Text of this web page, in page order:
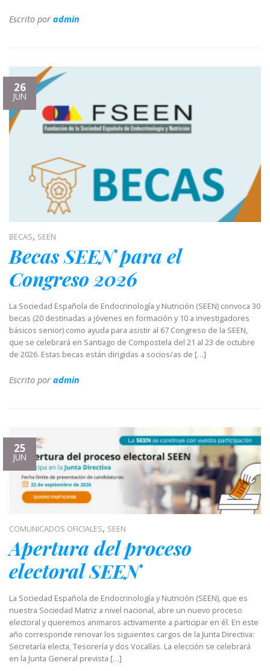
Escrito por admin
26
JUN
BECAS, SEEN
Becas SEEN para el
Congreso 2026
La Sociedad Española de Endocrinología y Nutrición (SEEN) convoca 30
becas (20 destinadas a jóvenes en formación y 10 a investigadores
básicos senior) como ayuda para asistir al 67 Congreso de la SEEN,
que se celebrará en Santiago de Compostela del 21 al 23 de octubre
de 2026. Estas becas están dirigidas a socios/as de […]
Escrito por admin
25
JUN
COMUNICADOS OFICIALES, SEEN
Apertura del proceso
electoral SEEN
La Sociedad Española de Endocrinología y Nutrición (SEEN), que es
nuestra Sociedad Matriz a nivel nacional, abre un nuevo proceso
electoral y queremos animaros activamente a participar en él. En este
año corresponde renovar los siguientes cargos de la Junta Directiva:
Secretaría electa, Tesorería y dos Vocalías. La elección se celebrará
en la Junta General prevista […]